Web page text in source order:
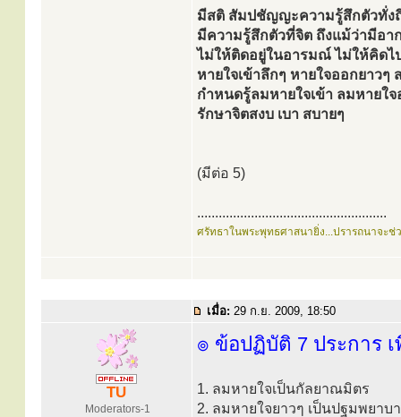
มีสติ สัมปชัญญะความรู้สึกตัวทั่ง
มีความรู้สึกตัวที่จิต ถึงแม้ว่ามีอา
ไม่ให้ติดอยู่ในอารมณ์ ไม่ให้คิด
หายใจเข้าลึกๆ หายใจออกยาวๆ
กำหนดรู้ลมหายใจเข้า ลมหายใ
รักษาจิตสงบ เบา สบายๆ
(มีต่อ 5)
.....................................................
ศรัทธาในพระพุทธศาสนายิ่ง...ปรารถนาจะ
เมื่อ: 29 ก.ย. 2009, 18:50
TU
Moderators-1
๏ ข้อปฏิบัติ 7 ประการ
1. ลมหายใจเป็นกัลยาณมิตร
2. ลมหายใจยาวๆ เป็นปฐมพยาบ